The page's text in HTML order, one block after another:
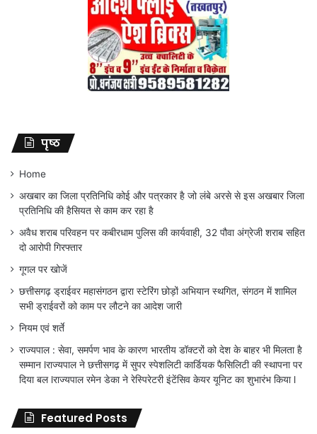
पृष्ठ
Home
अखबार का जिला प्रतिनिधि कोई और पत्रकार है जो लंबे अरसे से इस अखबार जिला
प्रतिनिधि की हैसियत से काम कर रहा है
अवैध शराब परिवहन पर कबीरधाम पुलिस की कार्यवाही, 32 पौवा अंग्रेजी शराब सहित
दो आरोपी गिरफ्तार
गूगल पर खोजें
छत्तीसगढ़ ड्राईवर महासंगठन द्वारा स्टेरिंग छोड़ों अभियान स्थगित, संगठन में शामिल
सभी ड्राईवरों को काम पर लौटने का आदेश जारी
नियम एवं शर्ते
राज्यपाल : सेवा, समर्पण भाव के कारण भारतीय डॉक्टरों को देश के बाहर भी मिलता है
सम्मान lराज्यपाल ने छत्तीसगढ़ में सुपर स्पेशलिटी कार्डियक फैसिलिटी की स्थापना पर
दिया बल lराज्यपाल रमेन डेका ने रेस्पिरेटरी इंटेंसिव केयर यूनिट का शुभारंभ किया l
Featured Posts